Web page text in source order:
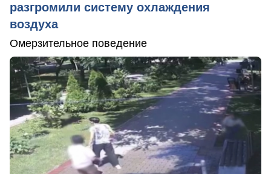
разгромили систему охлаждения
воздуха
Омерзительное поведение